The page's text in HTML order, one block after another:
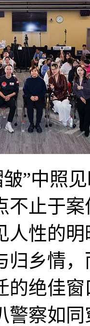
”中照
不止于
人性的
归乡情
的绝佳
警察如